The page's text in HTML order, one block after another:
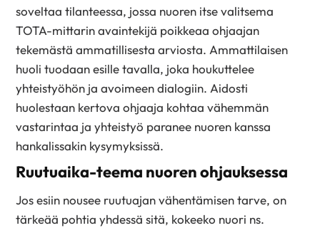
soveltaa tilanteessa, jossa nuoren itse valitsema
TOTA-mittarin avaintekijä poikkeaa ohjaajan
tekemästä ammatillisesta arviosta. Ammattilaisen
huoli tuodaan esille tavalla, joka houkuttelee
yhteistyöhön ja avoimeen dialogiin. Aidosti
huolestaan kertova ohjaaja kohtaa vähemmän
vastarintaa ja yhteistyö paranee nuoren kanssa
hankalissakin kysymyksissä.
Ruutuaika-teema nuoren ohjauksessa
Jos esiin nousee ruutuajan vähentämisen tarve, on
tärkeää pohtia yhdessä sitä, kokeeko nuori ns.